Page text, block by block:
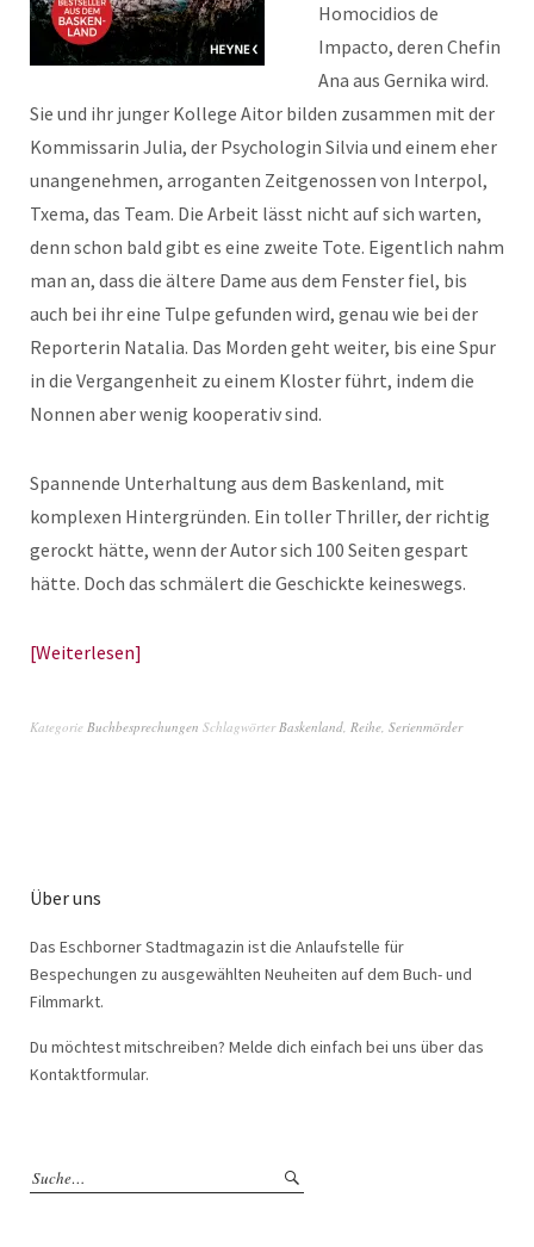
Homocidios de
Impacto, deren Chefin
Ana aus Gernika wird.
Sie und ihr junger Kollege Aitor bilden zusammen mit der
Kommissarin Julia, der Psychologin Silvia und einem eher
unangenehmen, arroganten Zeitgenossen von Interpol,
Txema, das Team. Die Arbeit lässt nicht auf sich warten,
denn schon bald gibt es eine zweite Tote. Eigentlich nahm
man an, dass die ältere Dame aus dem Fenster fiel, bis
auch bei ihr eine Tulpe gefunden wird, genau wie bei der
Reporterin Natalia. Das Morden geht weiter, bis eine Spur
in die Vergangenheit zu einem Kloster führt, indem die
Nonnen aber wenig kooperativ sind.
Spannende Unterhaltung aus dem Baskenland, mit
komplexen Hintergründen. Ein toller Thriller, der richtig
gerockt hätte, wenn der Autor sich 100 Seiten gespart
hätte. Doch das schmälert die Geschickte keineswegs.
Weiterlesen
Kategorie Buchbesprechungen SchlagwörterBaskenland, Reihe, Serienmörder
Über uns
Das Eschborner Stadtmagazin ist die Anlaufstelle für
Bespechungen zu ausgewählten Neuheiten auf dem Buch- und
Filmmarkt.
Du möchtest mitschreiben? Melde dich einfach bei uns über das
Kontaktformular.